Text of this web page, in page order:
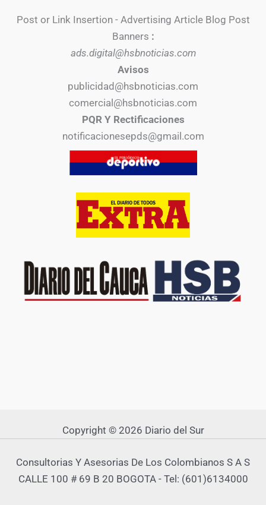
Post or Link Insertion - Advertising Article Blog Post
Banners :
ads.digital@hsbnoticias.com
Avisos
publicidad@hsbnoticias.com
comercial@hsbnoticias.com
PQR Y Rectificaciones
notificacionesepds@gmail.com
Copyright © 2026 Diario del Sur
Consultorias Y Asesorias De Los Colombianos S A S
CALLE 100 # 69 B 20 BOGOTA - Tel: (601)6134000